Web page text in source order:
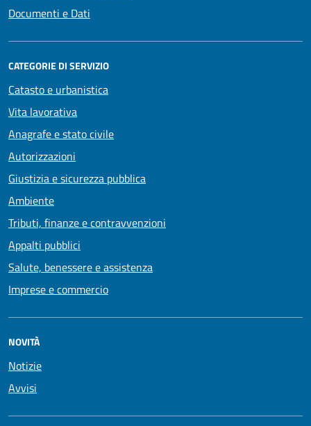
Documenti e Dati
CATEGORIE DI SERVIZIO
Catasto e urbanistica
Vita lavorativa
Anagrafe e stato civile
Autorizzazioni
Giustizia e sicurezza pubblica
Ambiente
Tributi, finanze e contravvenzioni
Appalti pubblici
Salute, benessere e assistenza
Imprese e commercio
NOVITÀ
Notizie
Avvisi